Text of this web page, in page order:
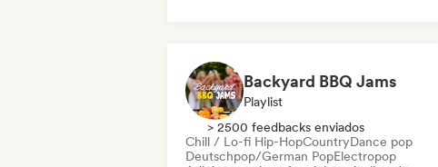
Backyard BBQ Jams
Playlist
> 2500 feedbacks enviados
Chill / Lo-fi Hip-HopCountryDance pop
Deutschpop/German PopElectropop